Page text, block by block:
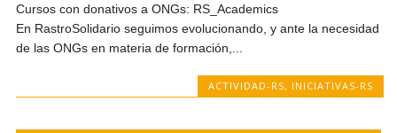
Cursos con donativos a ONGs: RS_Academics
En RastroSolidario seguimos evolucionando, y ante la necesidad
de las ONGs en materia de formación,...
ACTIVIDAD-RS, INICIATIVAS-RS